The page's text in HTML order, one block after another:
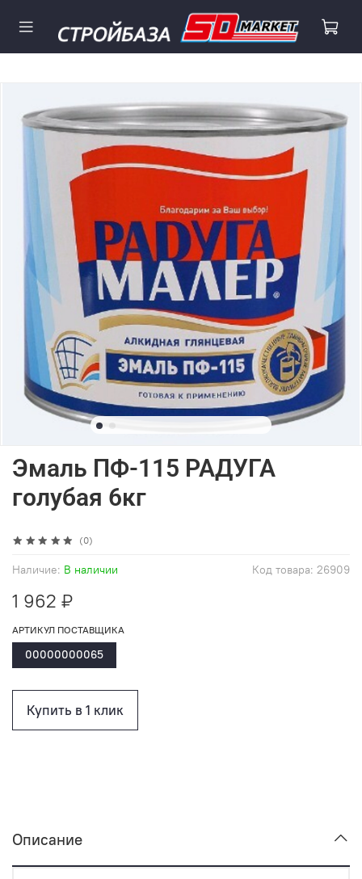
(0)
Код товара: 26909
Наличие: В наличии
Эмаль ПФ-115 РАДУГА
голубая 6кг
1 962 ₽
Купить в 1 клик
АРТИКУЛ ПОСТАВЩИКА
00000000065
Описание